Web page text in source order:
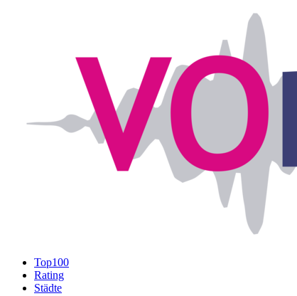
Top100
Rating
Städte